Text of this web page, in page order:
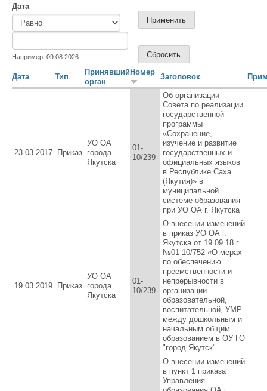
Дата
Например: 09.08.2026
Дата Тип
Принявший
орган
Номер
Заголовок
23.03.2017 Приказ
УО ОА
города
Якутска
01-
10/239
Об организации
Совета по реализации
государственной
программы
«Сохранение,
изучение и развитие
государственных и
официальных языков
в Республике Саха
(Якутия)» в
муниципальной
системе образования
при УО ОА г. Якутска
19.03.2019 Приказ
УО ОА
города
Якутска
01-
10/239
О внесении изменений
в приказ УО ОА г.
Якутска от 19.09.18 г.
№01-10/752 «О мерах
по обеспечению
преемственности и
непрерывности в
организации
образовательной,
воспитательной, УМР
между дошкольным и
начальным общим
образованием в ОУ ГО
"город Якутск"
О внесении изменений
в пункт 1 приказа
Управления